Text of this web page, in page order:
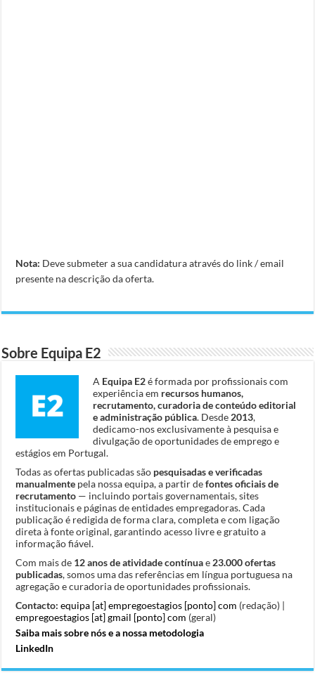
Nota: Deve submeter a sua candidatura através do link / email
presente na descrição da oferta.
Sobre Equipa E2
A Equipa E2é formada por profissionais com
experiência em recursos humanos,
recrutamento, curadoria de conteúdo editorial
e administração pública. Desde 2013,
dedicamo-nos exclusivamente à pesquisa e
divulgação de oportunidades de emprego e
estágios em Portugal.
Todas as ofertas publicadas são pesquisadas e verificadas
manualmente pela nossa equipa, a partir defontes oficiais de
recrutamento — incluindo portais governamentais, sites
institucionais e páginas de entidades empregadoras. Cada
publicação é redigida de forma clara, completa e com ligação
direta à fonte original, garantindo acesso livre e gratuito a
informação fiável.
Com mais de 12 anos de atividade contínuae 23.000 ofertas
publicadas, somos uma das referências em língua portuguesa na
agregação e curadoria de oportunidades profissionais.
Contacto: equipa [at] empregoestagios [ponto] com (redação) |
empregoestagios [at] gmail [ponto] com (geral)
Saiba mais sobre nós e a nossa metodologia
LinkedIn